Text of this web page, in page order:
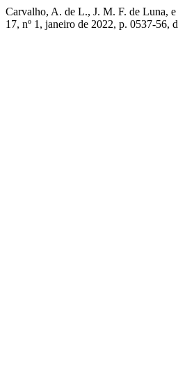
Carvalho, A. de L., J. M. F. de Luna,
17, nº 1, janeiro de 2022, p. 0537-56,